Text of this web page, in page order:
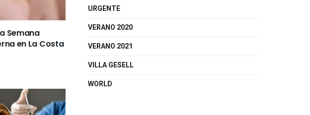
Semana
en La Costa
URGENTE
VERANO 2020
VERANO 2021
VILLA GESELL
WORLD